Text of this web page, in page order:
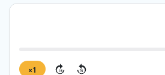
15
15
1×